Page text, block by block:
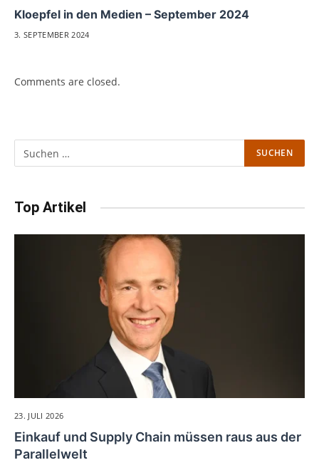
Kloepfel in den Medien – September 2024
3. SEPTEMBER 2024
Comments are closed.
Top Artikel
23. JULI 2026
Einkauf und Supply Chain müssen raus aus der
Parallelwelt